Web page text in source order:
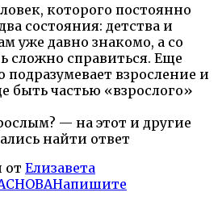
которого постоянно
состояния: детства и
уже давно знакомо, а со
сложно справиться. Еще
подразумевает взросление и
быть частью «взрослого»
— на этот и другие
найти ответ
от Елизавета
Напишите